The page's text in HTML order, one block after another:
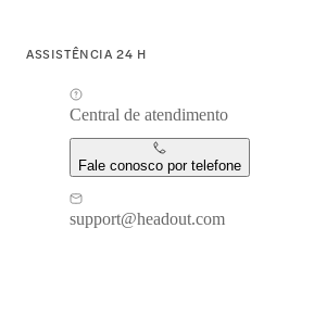
ASSISTÊNCIA 24 H
Central de atendimento
Fale conosco por telefone
support@headout.com